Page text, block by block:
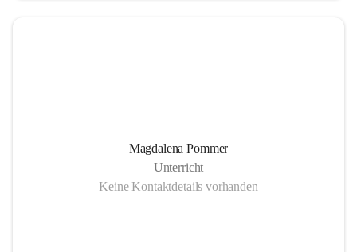
Magdalena Pommer
Unterricht
Keine Kontaktdetails vorhanden